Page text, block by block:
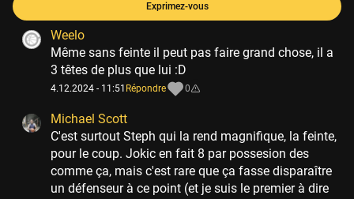
Exprimez-vous
Weelo
Même sans feinte il peut pas faire grand chose, il a
3 têtes de plus que lui :D
4.12.2024 - 11:51 Répondre 0
Michael Scott
C'est surtout Steph qui la rend magnifique, la feinte,
pour le coup. Jokic en fait 8 par possesion des
comme ça, mais c'est rare que ça fasse disparaître
un défenseur à ce point (et je suis le premier à dire